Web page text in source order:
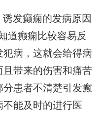
发癫痫的发病原因
道癫痫比较容易反
病，这就会给得病
带来的伤害和痛苦
患者不清楚引发癫
能及时的进行医